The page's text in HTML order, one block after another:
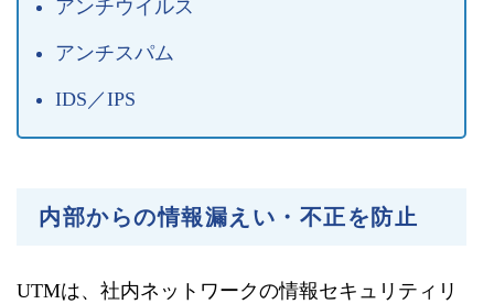
アンチウイルス
アンチスパム
IDS／IPS
内部からの情報漏えい・不正を防止
UTMは、社内ネットワークの情報セキュリティリ